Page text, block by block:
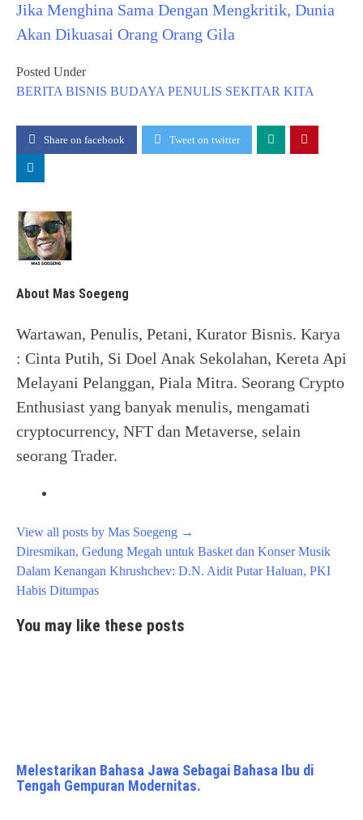
Jika Menghina Sama Dengan Mengkritik, Dunia
Akan Dikuasai Orang Orang Gila
Posted Under
BERITA BISNIS BUDAYA PENULIS SEKITAR KITA
Share on facebook Tweet on twitter
About Mas Soegeng
Wartawan, Penulis, Petani, Kurator Bisnis. Karya
: Cinta Putih, Si Doel Anak Sekolahan, Kereta Api
Melayani Pelanggan, Piala Mitra. Seorang Crypto
Enthusiast yang banyak menulis, mengamati
cryptocurrency, NFT dan Metaverse, selain
seorang Trader.
View all posts by Mas Soegeng →
Post
navigation
Diresmikan, Gedung Megah untuk Basket dan Konser Musik
Dalam Kenangan Khrushchev: D.N. Aidit Putar Haluan, PKI
Habis Ditumpas
You may like these posts
Melestarikan Bahasa Jawa Sebagai Bahasa Ibu di
Tengah Gempuran Modernitas.